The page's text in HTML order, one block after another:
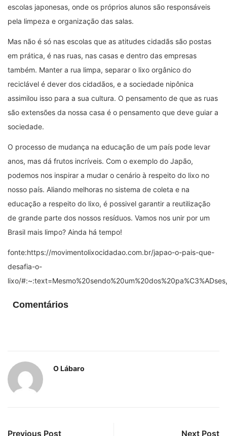
escolas japonesas, onde os próprios alunos são responsáveis
pela limpeza e organização das salas.
Mas não é só nas escolas que as atitudes cidadãs são postas
em prática, é nas ruas, nas casas e dentro das empresas
também. Manter a rua limpa, separar o lixo orgânico do
reciclável é dever dos cidadãos, e a sociedade nipônica
assimilou isso para a sua cultura. O pensamento de que as ruas
são extensões da nossa casa é o pensamento que deve guiar a
sociedade.
O processo de mudança na educação de um país pode levar
anos, mas dá frutos incríveis. Com o exemplo do Japão,
podemos nos inspirar a mudar o cenário à respeito do lixo no
nosso país. Aliando melhoras no sistema de coleta e na
educação a respeito do lixo, é possivel garantir a reutilização
de grande parte dos nossos resíduos. Vamos nos unir por um
Brasil mais limpo? Ainda há tempo!
fonte:https://movimentolixocidadao.com.br/japao-o-pais-que-
desafia-o-
lixo/
Comentários
O Lábaro
Previous Post Next Post